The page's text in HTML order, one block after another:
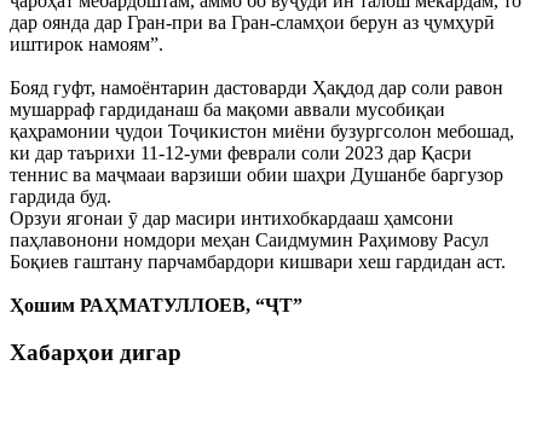
дар оянда дар Гран-при ва Гран-сламҳои берун аз ҷумҳурӣ
иштирок намоям”.
Бояд гуфт, намоёнтарин дастоварди Ҳақдод дар соли равон
мушарраф гардиданаш ба мақоми аввали мусобиқаи
қаҳрамонии ҷудои Тоҷикистон миёни бузургсолон мебошад,
ки дар таърихи 11-12-уми феврали соли 2023 дар Қасри
теннис ва маҷмааи варзиши обии шаҳри Душанбе баргузор
гардида буд.
Орзуи ягонаи ӯ дар масири интихобкардааш ҳамсони
паҳлавонони номдори меҳан Саидмумин Раҳимову Расул
Боқиев гаштану парчамбардори кишвари хеш гардидан аст.
Ҳошим РАҲМАТУЛЛОЕВ, “ҶТ”
Хабарҳои дигар